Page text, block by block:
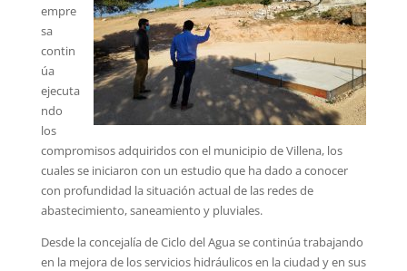
empre
sa
contin
úa
ejecuta
ndo
los
compromisos adquiridos con el municipio de Villena, los
cuales se iniciaron con un estudio que ha dado a conocer
con profundidad la situación actual de las redes de
abastecimiento, saneamiento y pluviales.
Desde la concejalía de Ciclo del Agua se continúa trabajando
en la mejora de los servicios hidráulicos en la ciudad y en sus